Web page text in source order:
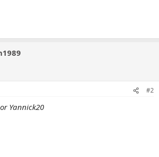
#2
Yannick20